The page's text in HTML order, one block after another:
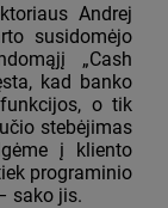
Andrej
susidomėjo
„Cash
kad banko
o tik
stebėjimas
į kliento
programinio
sako jis.